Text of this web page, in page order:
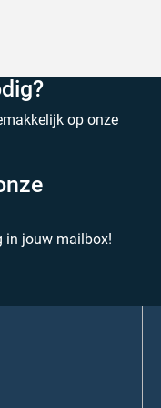
op onze
in jouw mailbox!